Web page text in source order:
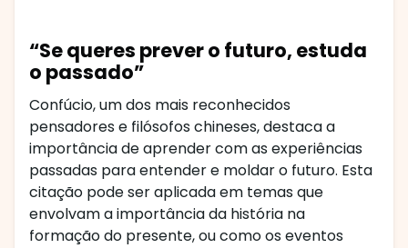
“Se queres prever o futuro, estuda
o passado”
Confúcio, um dos mais reconhecidos
pensadores e filósofos chineses, destaca a
importância de aprender com as experiências
passadas para entender e moldar o futuro. Esta
citação pode ser aplicada em temas que
envolvam a importância da história na
formação do presente, ou como os eventos